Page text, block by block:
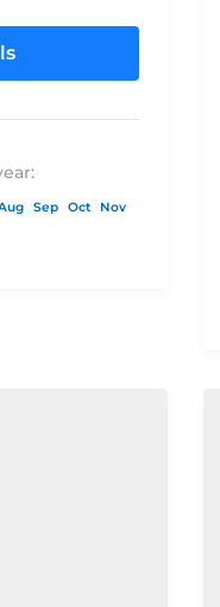
5* Luxo
Sep Oct Nov